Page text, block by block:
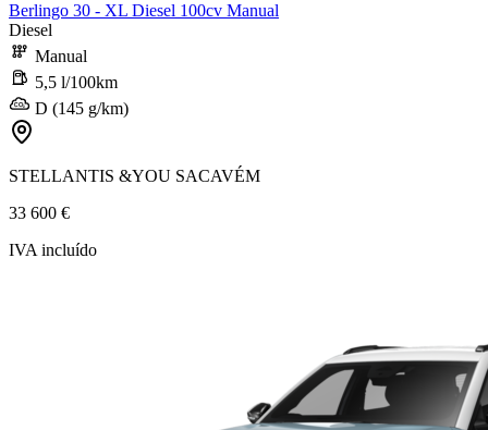
Berlingo 30 - XL Diesel 100cv Manual
Diesel
Manual
5,5 l/100km
D (145 g/km)
STELLANTIS &YOU SACAVÉM
33 600 €
IVA incluído